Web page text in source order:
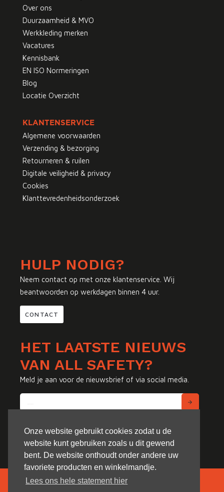
Onze website gebruikt cookies zodat u de
website kunt gebruiken zoals u dit gewend
bent. De website onthoudt onder andere uw
favoriete producten en winkelmandje.
Lees ons hele statement hier
Over ons
Duurzaamheid & MVO
Werkkleding merken
Vacatures
Kennisbank
EN ISO Normeringen
Blog
Locatie Overzicht
KLANTENSERVICE
Algemene voorwaarden
Verzending & bezorging
Retourneren & ruilen
Digitale veiligheid & privacy
Cookies
Klanttevredenheidsonderzoek
HULP NODIG?
Neem contact op met onze klantenservice. Wij
beantwoorden op werkdagen binnen 4 uur.
CONTACT
HET LAATSTE NIEUWS
VAN ALL SAFETY?
Meld je aan voor de nieuwsbrief of via social media.